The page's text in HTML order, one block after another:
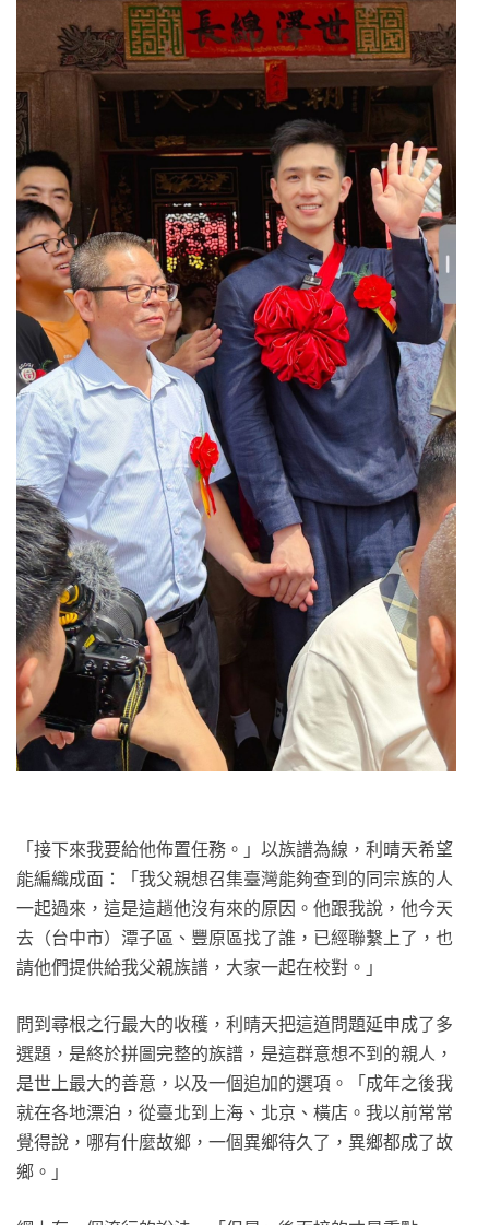
「接下來我要給他佈置任務。」以族譜為線，利晴天希望
能編織成面：「我父親想召集臺灣能夠查到的同宗族的人
一起過來，這是這趟他沒有來的原因。他跟我說，他今天
去（台中市）潭子區、豐原區找了誰，已經聯繫上了，也
請他們提供給我父親族譜，大家一起在校對。」
問到尋根之行最大的收穫，利晴天把這道問題延申成了多
選題，是終於拼圖完整的族譜，是這群意想不到的親人，
是世上最大的善意，以及一個追加的選項。「成年之後我
就在各地漂泊，從臺北到上海、北京、橫店。我以前常常
覺得說，哪有什麼故鄉，一個異鄉待久了，異鄉都成了故
鄉。」